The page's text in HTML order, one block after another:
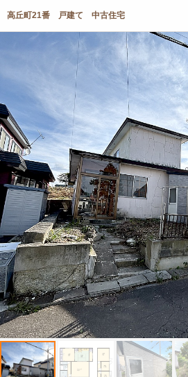
高丘町21番 戸建て 中古住宅